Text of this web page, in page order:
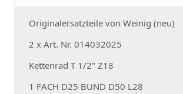
Originalersatzteile von Weinig (neu)
2 x Art. Nr. 014032025
Kettenrad T 1/2" Z18
1 FACH D25 BUND D50 L28